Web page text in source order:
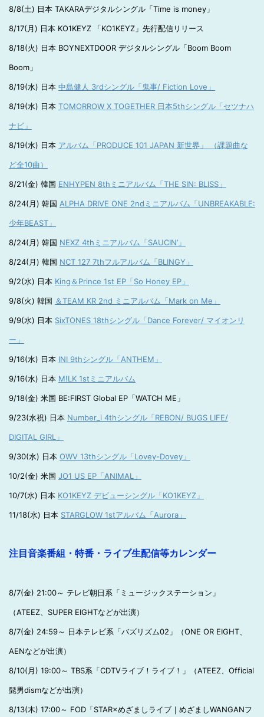
8/8(土) 日本 TAKARAデジタルシングル「Time is money」
8/17(月) 日本 KO1KEYZ 「KO1KEYZ」先行配信リリース
8/18(火) 日本 BOYNEXTDOOR デジタルシングル「Boom Boom
Boom」
8/19(水) 日本 中島健人 3rdシングル「鬼事/ Fiction Love」
8/19(水) 日本 TOMORROW X TOGETHER 日本5thシングル「セツナハ
ナビ」
8/19(水) 日本 アルバム「PRODUCE 101 JAPAN 新世界」 （課題曲な
ど全10曲）
8/21(金) 韓国 ENHYPEN 8thミニアルバム「THE SIN: BLISS」
8/24(月) 韓国 ALPHA DRIVE ONE 2ndミニアルバム「UNBREAKABLE:
少年BEAST」
8/24(月) 韓国 NEXZ 4thミニアルバム「SAUCIN’」
8/24(月) 韓国 NCT 127 7thフルアルバム「BLINGY」
9/2(水) 日本 King＆Prince 1st EP「So Honey EP」
9/8(火) 韓国 ＆TEAM KR 2nd ミニアルバム「Mark on Me」
9/9(水) 日本 SixTONES 18thシングル「Dance Forever/ マイオンリ
ー」
9/16(水) 日本 INI 9thシングル「ANTHEM」
9/16(水) 日本 M!LK 1stミニアルバム
9/18(金) 米国 BE:FIRST Global EP「WATCH ME」
9/23(水祝) 日本 Number_i 4thシングル「REBON/ BUGS LIFE/
DIGITAL GIRL」
9/30(水) 日本 OWV 13thシングル「Lovey-Dovey」
10/2(金) 米国 JO1 US EP「ANIMAL」
10/7(水) 日本 KO1KEYZ デビューシングル「KO1KEYZ」
11/18(水) 日本 STARGLOW 1stアルバム「Aurora」
注目音楽番組・特番・ライブ生配信等カレンダー
8/7(金) 21:00～ テレビ朝日系「ミュージックステーション」
（ATEEZ、SUPER EIGHTなどが出演）
8/7(金) 24:59～ 日本テレビ系「バズリズム02」（ONE OR EIGHT、
AENなどが出演）
8/10(月) 19:00～ TBS系「CDTVライブ！ライブ！」（ATEEZ、Official
髭男dismなどが出演）
8/13(木) 17:00～ FOD「STAR×めざましライブ｜めざましWANGANフ